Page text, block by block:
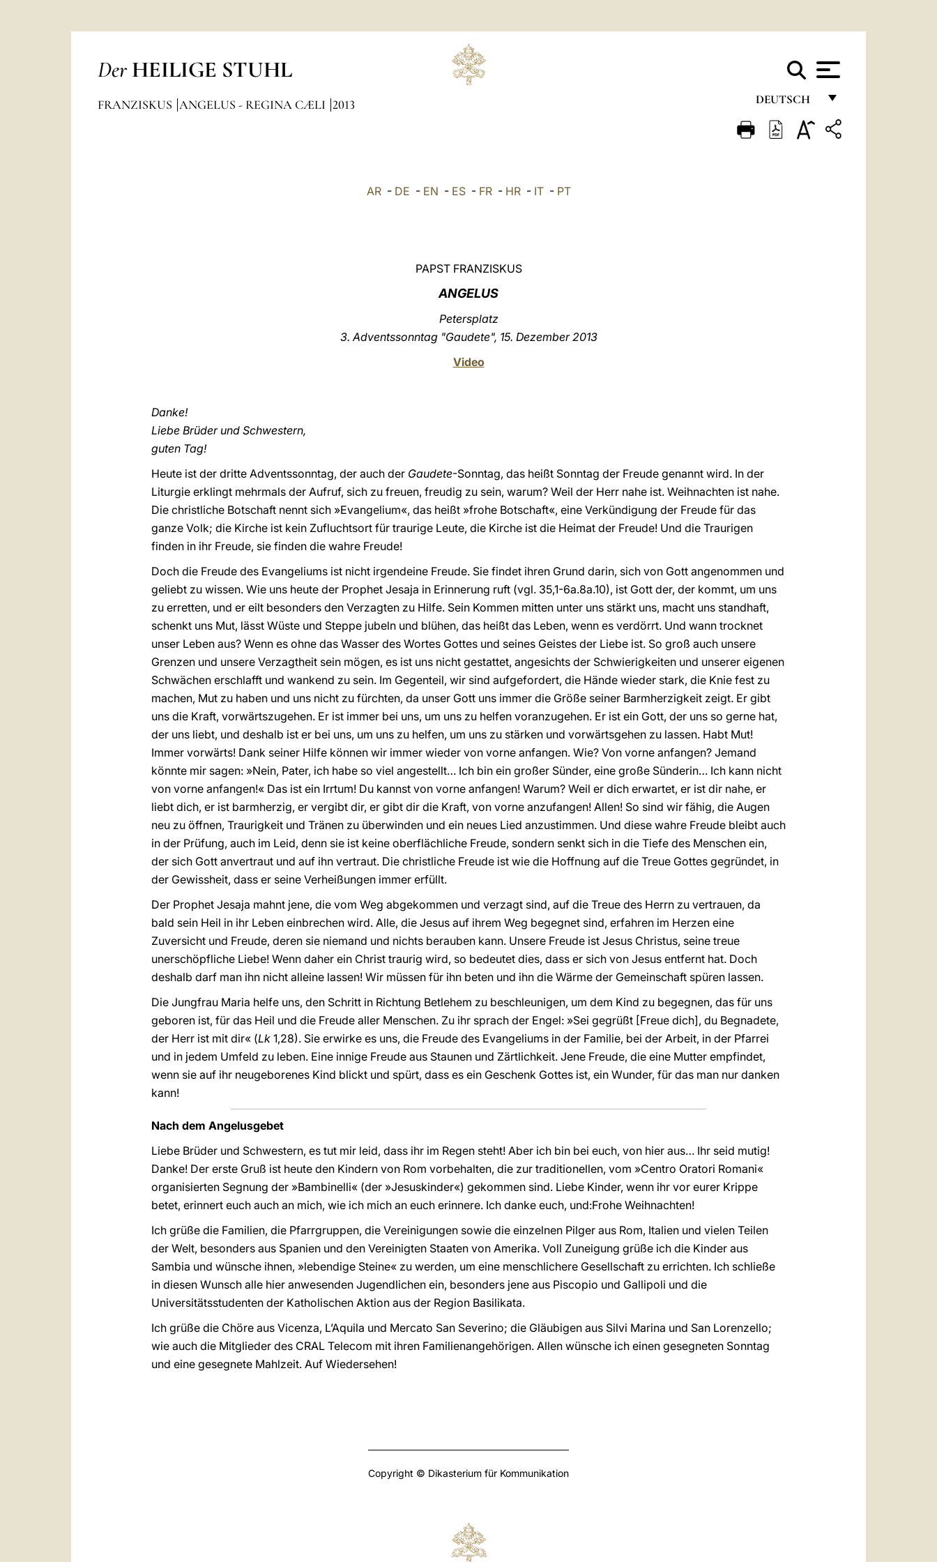
Der HEILIGE STUHL
DEUTSCH
FRANÇAIS
FRANZISKUS ANGELUS - REGINA CÆLI 2013
AR- DE - EN - ES- FR- HR- IT- PT
PAPST FRANZISKUS
ANGELUS
Petersplatz
3. Adventssonntag "Gaudete", 15. Dezember 2013
Video
Danke!
Liebe Brüder und Schwestern,
guten Tag!
Heute ist der dritte Adventssonntag, der auch der Gaudete-Sonntag, das heißt Sonntag der Freude genannt wird. In der
Liturgie erklingt mehrmals der Aufruf, sich zu freuen, freudig zu sein, warum? Weil der Herr nahe ist. Weihnachten ist nahe.
Die christliche Botschaft nennt sich »Evangelium«, das heißt »frohe Botschaft«, eine Verkündigung der Freude für das
ganze Volk; die Kirche ist kein Zufluchtsort für traurige Leute, die Kirche ist die Heimat der Freude! Und die Traurigen
finden in ihr Freude, sie finden die wahre Freude!
Doch die Freude des Evangeliums ist nicht irgendeine Freude. Sie findet ihren Grund darin, sich von Gott angenommen und
geliebt zu wissen. Wie uns heute der Prophet Jesaja in Erinnerung ruft (vgl. 35,1-6a.8a.10), ist Gott der, der kommt, um uns
zu erretten, und er eilt besonders den Verzagten zu Hilfe. Sein Kommen mitten unter uns stärkt uns, macht uns standhaft,
schenkt uns Mut, lässt Wüste und Steppe jubeln und blühen, das heißt das Leben, wenn es verdörrt. Und wann trocknet
unser Leben aus? Wenn es ohne das Wasser des Wortes Gottes und seines Geistes der Liebe ist. So groß auch unsere
Grenzen und unsere Verzagtheit sein mögen, es ist uns nicht gestattet, angesichts der Schwierigkeiten und unserer eigenen
Schwächen erschlafft und wankend zu sein. Im Gegenteil, wir sind aufgefordert, die Hände wieder stark, die Knie fest zu
machen, Mut zu haben und uns nicht zu fürchten, da unser Gott uns immer die Größe seiner Barmherzigkeit zeigt. Er gibt
uns die Kraft, vorwärtszugehen. Er ist immer bei uns, um uns zu helfen voranzugehen. Er ist ein Gott, der uns so gerne hat,
der uns liebt, und deshalb ist er bei uns, um uns zu helfen, um uns zu stärken und vorwärtsgehen zu lassen. Habt Mut!
Immer vorwärts! Dank seiner Hilfe können wir immer wieder von vorne anfangen. Wie? Von vorne anfangen? Jemand
könnte mir sagen: »Nein, Pater, ich habe so viel angestellt… Ich bin ein großer Sünder, eine große Sünderin… Ich kann nicht
von vorne anfangen!« Das ist ein Irrtum! Du kannst von vorne anfangen! Warum? Weil er dich erwartet, er ist dir nahe, er
liebt dich, er ist barmherzig, er vergibt dir, er gibt dir die Kraft, von vorne anzufangen! Allen! So sind wir fähig, die Augen
neu zu öffnen, Traurigkeit und Tränen zu überwinden und ein neues Lied anzustimmen. Und diese wahre Freude bleibt auch
in der Prüfung, auch im Leid, denn sie ist keine oberflächliche Freude, sondern senkt sich in die Tiefe des Menschen ein,
der sich Gott anvertraut und auf ihn vertraut. Die christliche Freude ist wie die Hoffnung auf die Treue Gottes gegründet, in
der Gewissheit, dass er seine Verheißungen immer erfüllt.
Der Prophet Jesaja mahnt jene, die vom Weg abgekommen und verzagt sind, auf die Treue des Herrn zu vertrauen, da
bald sein Heil in ihr Leben einbrechen wird. Alle, die Jesus auf ihrem Weg begegnet sind, erfahren im Herzen eine
Zuversicht und Freude, deren sie niemand und nichts berauben kann. Unsere Freude ist Jesus Christus, seine treue
unerschöpfliche Liebe! Wenn daher ein Christ traurig wird, so bedeutet dies, dass er sich von Jesus entfernt hat. Doch
deshalb darf man ihn nicht alleine lassen! Wir müssen für ihn beten und ihn die Wärme der Gemeinschaft spüren lassen.
Die Jungfrau Maria helfe uns, den Schritt in Richtung Betlehem zu beschleunigen, um dem Kind zu begegnen, das für uns
geboren ist, für das Heil und die Freude aller Menschen. Zu ihr sprach der Engel: »Sei gegrüßt [Freue dich], du Begnadete,
der Herr ist mit dir« (Lk 1,28). Sie erwirke es uns, die Freude des Evangeliums in der Familie, bei der Arbeit, in der Pfarrei
und in jedem Umfeld zu leben. Eine innige Freude aus Staunen und Zärtlichkeit. Jene Freude, die eine Mutter empfindet,
wenn sie auf ihr neugeborenes Kind blickt und spürt, dass es ein Geschenk Gottes ist, ein Wunder, für das man nur danken
kann!
Nach dem Angelusgebet
Liebe Brüder und Schwestern, es tut mir leid, dass ihr im Regen steht! Aber ich bin bei euch, von hier aus… Ihr seid mutig!
Danke! Der erste Gruß ist heute den Kindern von Rom vorbehalten, die zur traditionellen, vom »Centro Oratori Romani«
organisierten Segnung der »Bambinelli« (der »Jesuskinder«) gekommen sind. Liebe Kinder, wenn ihr vor eurer Krippe
betet, erinnert euch auch an mich, wie ich mich an euch erinnere. Ich danke euch, und:Frohe Weihnachten!
Ich grüße die Familien, die Pfarrgruppen, die Vereinigungen sowie die einzelnen Pilger aus Rom, Italien und vielen Teilen
der Welt, besonders aus Spanien und den Vereinigten Staaten von Amerika. Voll Zuneigung grüße ich die Kinder aus
Sambia und wünsche ihnen, »lebendige Steine« zu werden, um eine menschlichere Gesellschaft zu errichten. Ich schließe
in diesen Wunsch alle hier anwesenden Jugendlichen ein, besonders jene aus Piscopio und Gallipoli und die
Universitätsstudenten der Katholischen Aktion aus der Region Basilikata.
Ich grüße die Chöre aus Vicenza, L’Aquila und Mercato San Severino; die Gläubigen aus Silvi Marina und San Lorenzello;
wie auch die Mitglieder des CRAL Telecom mit ihren Familienangehörigen. Allen wünsche ich einen gesegneten Sonntag
und eine gesegnete Mahlzeit. Auf Wiedersehen!
Copyright © Dikasterium für Kommunikation